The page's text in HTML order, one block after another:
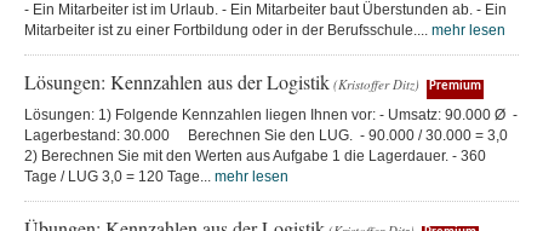
- Ein Mitarbeiter ist im Urlaub. - Ein Mitarbeiter baut Überstunden ab. - Ein
Mitarbeiter ist zu einer Fortbildung oder in der Berufsschule.... mehr lesen
Lösungen: Kennzahlen aus der Logistik (Kristoffer Ditz) Premium
Lösungen: 1) Folgende Kennzahlen liegen Ihnen vor: - Umsatz: 90.000 Ø -
Lagerbestand: 30.000 Berechnen Sie den LUG. - 90.000 / 30.000 = 3,0
2) Berechnen Sie mit den Werten aus Aufgabe 1 die Lagerdauer. - 360
Tage / LUG 3,0 = 120 Tage... mehr lesen